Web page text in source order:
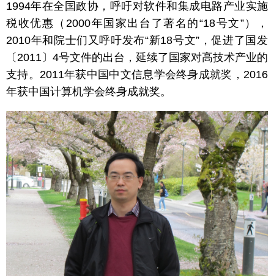
1994年在全国政协，呼吁对软件和集成电路产业实施
税收优惠（2000年国家出台了著名的“18号文”），
2010年和院士们又呼吁发布“新18号文”，促进了国发
〔2011〕4号文件的出台，延续了国家对高技术产业的
支持。2011年获中国中文信息学会终身成就奖，2016
年获中国计算机学会终身成就奖。